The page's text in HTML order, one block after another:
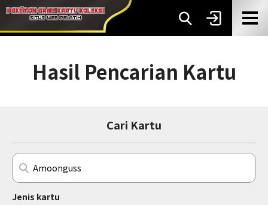
Hasil Pencarian Kartu
Cari Kartu
Jenis kartu